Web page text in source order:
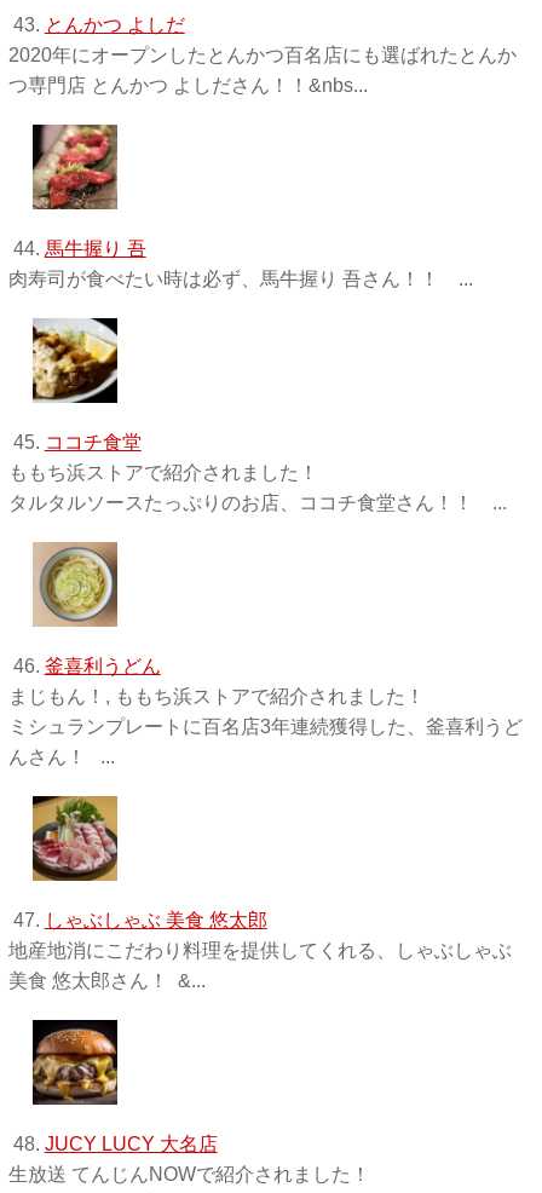
43. とんかつ よしだ
2020年にオープンしたとんかつ百名店にも選ばれたとんか
つ専門店 とんかつ よしださん！！&nbs...
44. 馬牛握り 吾
肉寿司が食べたい時は必ず、馬牛握り 吾さん！！ ...
45. ココチ食堂
ももち浜ストアで紹介されました！
タルタルソースたっぷりのお店、ココチ食堂さん！！ ...
46. 釜喜利うどん
まじもん！, ももち浜ストアで紹介されました！
ミシュランプレートに百名店3年連続獲得した、釜喜利うど
んさん！ ...
47. しゃぶしゃぶ 美食 悠太郎
地産地消にこだわり料理を提供してくれる、しゃぶしゃぶ
美食 悠太郎さん！ &...
48. JUCY LUCY 大名店
生放送 てんじんNOWで紹介されました！